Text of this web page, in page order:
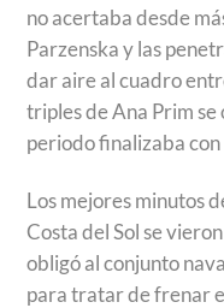
no acertaba desde
Parzenska y las
dar aire al cuadro
triples de Ana Prim
periodo finalizaba
Los mejores minutos
Costa del Sol se
obligó al conjunto
para tratar de frenar